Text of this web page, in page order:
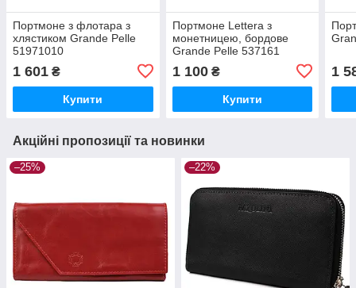
Портмоне з флотара з
хлястиком Grande Pelle
51971010
1 601 ₴
Купити
Портмоне Lettera з
монетницею, бордове
Grande Pelle 537161
1 100₴
Купити
1
Акційні пропозиції та новинки
–25% –22%